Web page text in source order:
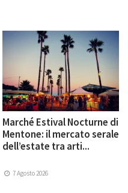
Marché Estival Nocturne di
Mentone: il mercato serale
dell’estate tra arti...
7 Agosto 2026